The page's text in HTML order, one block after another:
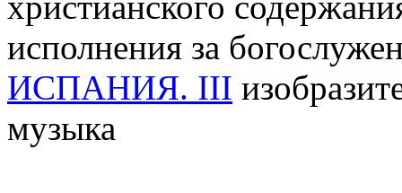
исполнения за
ИСПАНИЯ. III
музыка